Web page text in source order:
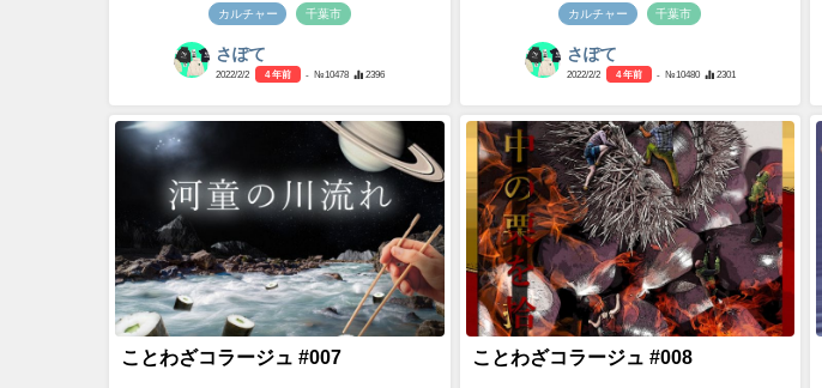
カルチャー 千葉市
さぽて
2022/2/2 4 年前 - №10478 2396
カルチャー 千葉市
さぽて
2022/2/2 4 年前 - №10480 2301
ことわざコラージュ #007 ことわざコラージュ #008